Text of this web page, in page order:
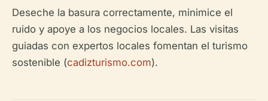
Deseche la basura correctamente, minimice el
ruido y apoye a los negocios locales. Las visitas
guiadas con expertos locales fomentan el turismo
sostenible (cadizturismo.com).